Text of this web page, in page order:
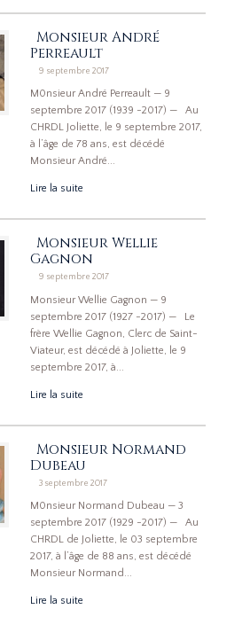
Monsieur André
Perreault
9 septembre 2017
M0nsieur André Perreault — 9
septembre 2017 (1939 -2017) — Au
CHRDL Joliette, le 9 septembre 2017,
à l’âge de 78 ans, est décédé
Monsieur André...
Lire la suite
Monsieur Wellie
Gagnon
9 septembre 2017
Monsieur Wellie Gagnon — 9
septembre 2017 (1927 -2017) — Le
frère Wellie Gagnon, Clerc de Saint-
Viateur, est décédé à Joliette, le 9
septembre 2017, à...
Lire la suite
Monsieur Normand
Dubeau
3 septembre 2017
M0nsieur Normand Dubeau — 3
septembre 2017 (1929 -2017) — Au
CHRDL de Joliette, le 03 septembre
2017, à l’âge de 88 ans, est décédé
Monsieur Normand...
Lire la suite